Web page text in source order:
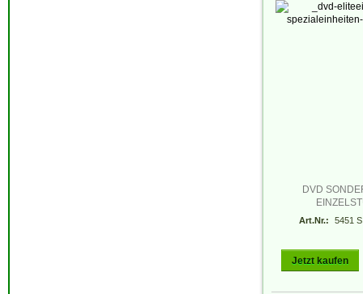
DVD
Art.Nr.: 5451 S
Jetzt kaufen